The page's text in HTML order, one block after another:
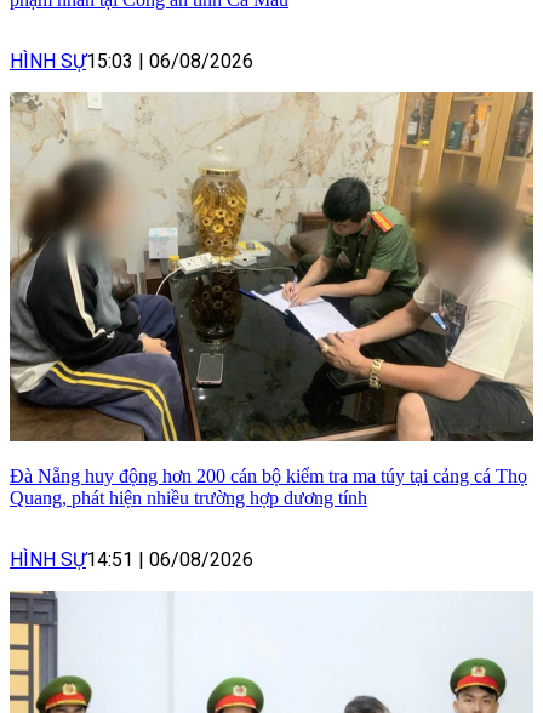
HÌNH SỰ15:03 | 06/08/2026
Đà Nẵng huy động hơn 200 cán bộ kiểm tra ma túy tại cảng cá Thọ
Quang, phát hiện nhiều trường hợp dương tính
HÌNH SỰ14:51 | 06/08/2026